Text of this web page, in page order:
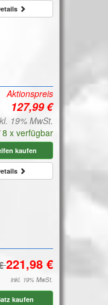
Aktionspreis
19% MwSt.
8 x verfügbar
kaufen
inkl. 19% MwSt.
kaufen